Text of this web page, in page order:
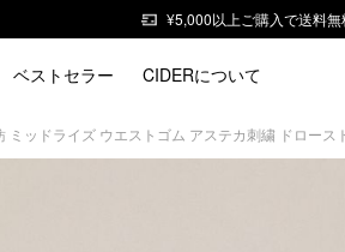
¥5,000以上ご購入で送料無
ベストセラー CIDERについて
ミッドライズ ウエストゴム アステカ刺繍 ドロース